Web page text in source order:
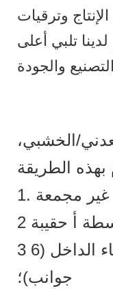
وترقيات
تلبي أعلى
الخشبي،
3 حشوة واقية في جميع أنحاء الداخل (6